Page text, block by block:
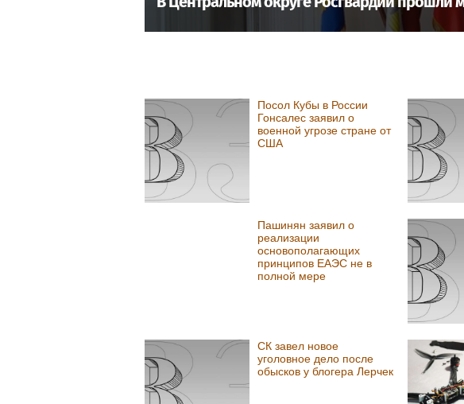
Посол Кубы в России
Гонсалес заявил о
военной угрозе стране от
США
Пашинян заявил о
реализации
основополагающих
принципов ЕАЭС не в
полной мере
СК завел новое
уголовное дело после
обысков у блогера Лерчек